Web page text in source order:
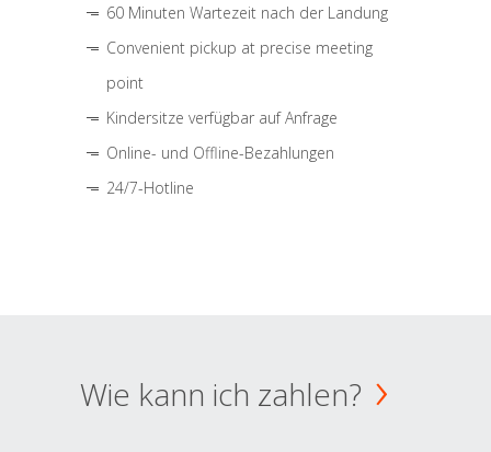
60 Minuten Wartezeit nach der Landung
Convenient pickup at precise meeting
point
Kindersitze verfügbar auf Anfrage
Online- und Offline-Bezahlungen
24/7-Hotline
Wie kann ich zahlen?